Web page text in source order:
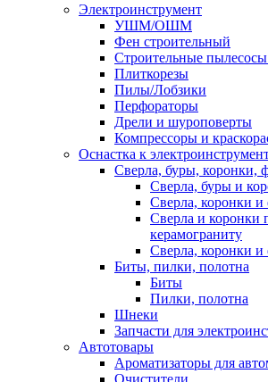
Электроинструмент
УШМ/ОШМ
Фен строительный
Строительные
Плиткорезы
Пилы/Лобзики
Перфораторы
Дрели и шуроповерты
Компрессоры и
Оснастка к
Сверла, буры, коронки,
Сверла, буры и
Сверла, коронки и
Сверла и коронки
керамограниту
Сверла, коронки
Биты, пилки, полотна
Биты
Пилки, полотна
Шнеки
Запчасти для
Автотовары
Ароматизаторы для
Очистители